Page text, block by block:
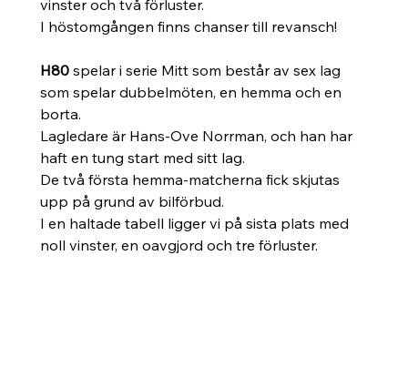
vinster och två förluster.
I höstomgången finns chanser till revansch!
H80 spelar i serie Mitt som består av sex lag
som spelar dubbelmöten, en hemma och en
borta.
Lagledare är Hans-Ove Norrman, och han har
haft en tung start med sitt lag.
De två första hemma-matcherna fick skjutas
upp på grund av bilförbud.
I en haltade tabell ligger vi på sista plats med
noll vinster, en oavgjord och tre förluster.